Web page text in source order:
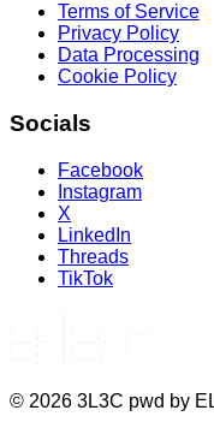
Terms of Service
Privacy Policy
Data Processing
Cookie Policy
Socials
Facebook
Instagram
X
LinkedIn
Threads
TikTok
© 2026 3L3C pwd by